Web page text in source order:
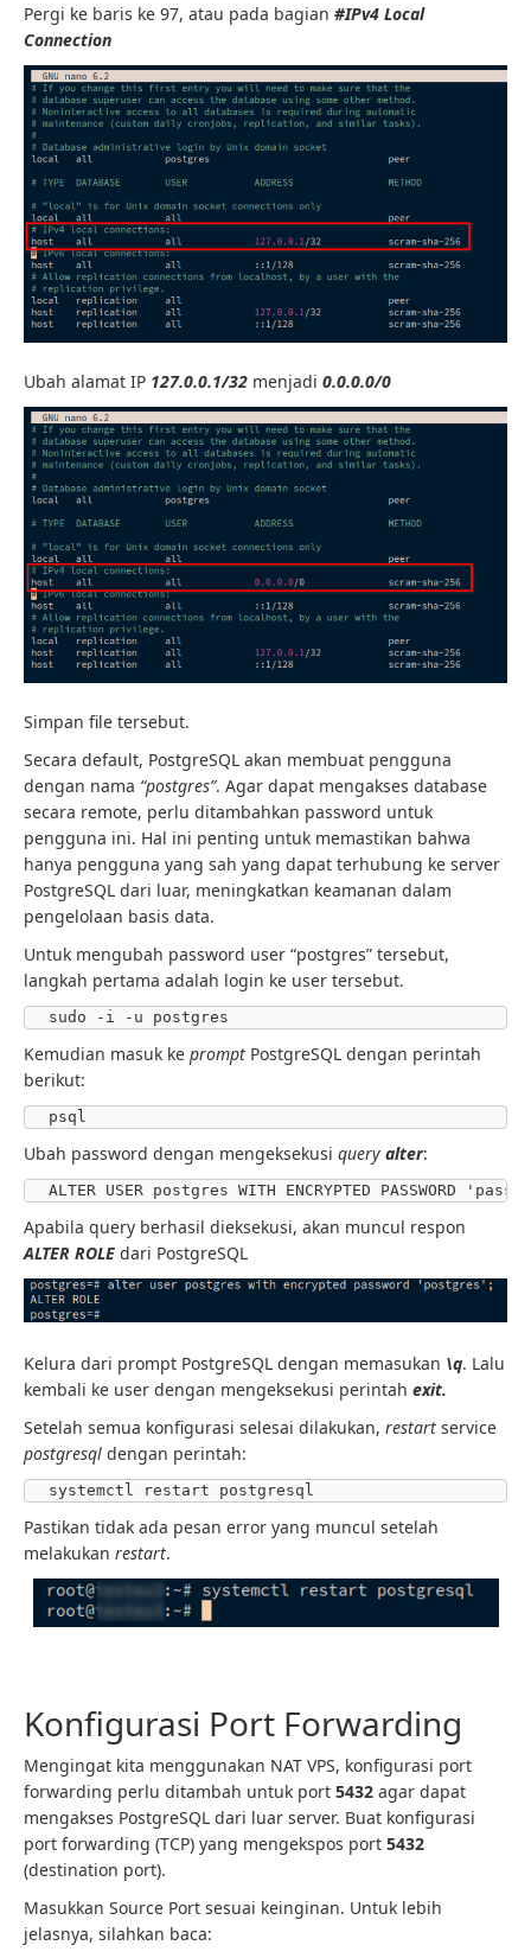
Pergi ke baris ke 97, atau pada bagian #IPv4 Local
Connection
Ubah alamat IP 127.0.0.1/32 menjadi 0.0.0.0/0
Simpan file tersebut.
Secara default, PostgreSQL akan membuat pengguna
dengan nama “postgres”. Agar dapat mengakses database
secara remote, perlu ditambahkan password untuk
pengguna ini. Hal ini penting untuk memastikan bahwa
hanya pengguna yang sah yang dapat terhubung ke server
PostgreSQL dari luar, meningkatkan keamanan dalam
pengelolaan basis data.
Untuk mengubah password user “postgres” tersebut,
langkah pertama adalah login ke user tersebut.
sudo -i -u postgres
Kemudian masuk ke prompt PostgreSQL dengan perintah
berikut:
psql
Ubah password dengan mengeksekusi query alter:
ALTER USER postgres WITH ENCRYPTED PASSWORD
Apabila query berhasil dieksekusi, akan muncul respon
ALTER ROLE dari PostgreSQL
Kelura dari prompt PostgreSQL dengan memasukan \q. Lalu
kembali ke user dengan mengeksekusi perintah exit.
Setelah semua konfigurasi selesai dilakukan, restart service
postgresql dengan perintah:
systemctl restart postgresql
Pastikan tidak ada pesan error yang muncul setelah
melakukan restart.
Konfigurasi Port Forwarding
Mengingat kita menggunakan NAT VPS, konfigurasi port
forwarding perlu ditambah untuk port 5432 agar dapat
mengakses PostgreSQL dari luar server. Buat konfigurasi
port forwarding (TCP) yang mengekspos port 5432
(destination port).
Masukkan Source Port sesuai keinginan. Untuk lebih
jelasnya, silahkan baca: